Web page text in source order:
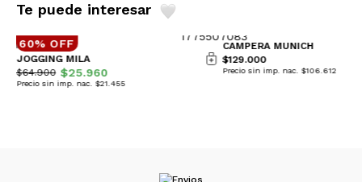
Te puede interesar
60% OFF
JOGGING MILA
$64.900 $25.960
Precio sin imp. nac. $21.455
CAMPERA MUNICH
$129.000
Precio sin imp. nac. $106.612